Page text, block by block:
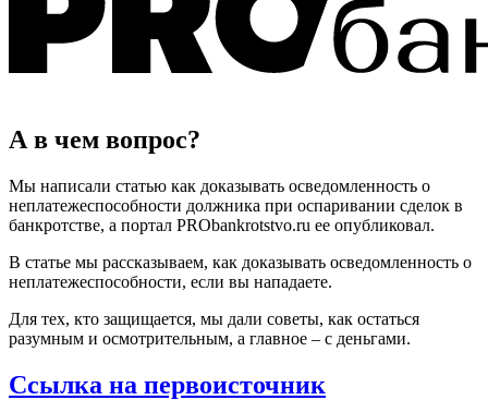
А в чем вопрос?
Мы написали статью как доказывать осведомленность о
неплатежеспособности должника при оспаривании сделок в
банкротстве, а портал PRObankrotstvo.ru ее опубликовал.
В статье мы рассказываем, как доказывать осведомленность о
неплатежеспособности, если вы нападаете.
Для тех, кто защищается, мы дали советы, как остаться
разумным и осмотрительным, а главное – с деньгами.
Ссылка на первоисточник